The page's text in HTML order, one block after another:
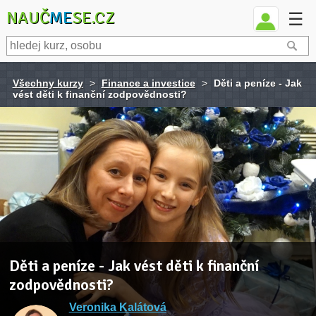
NAUČMESE.CZ ☰
Všechny kurzy > Finance a investice >
Děti a peníze - Jak
vést děti k finanční zodpovědnosti?
Děti a peníze - Jak vést děti k finanční
zodpovědnosti?
Veronika Kalátová